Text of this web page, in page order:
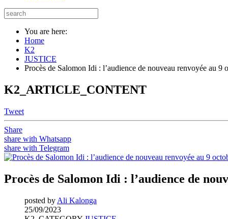
You are here:
Home
K2
JUSTICE
Procès de Salomon Idi : l’audience de nouveau renvoyée au 9
K2_ARTICLE_CONTENT
Tweet
Share
share with Whatsapp
share with Telegram
Procès de Salomon Idi : l’audience de
posted by Ali Kalonga
25/09/2023